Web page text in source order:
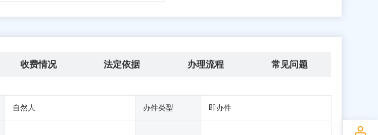
收费情况 法定依据 办理流程 常见问题
自然人 办件类型 即办件